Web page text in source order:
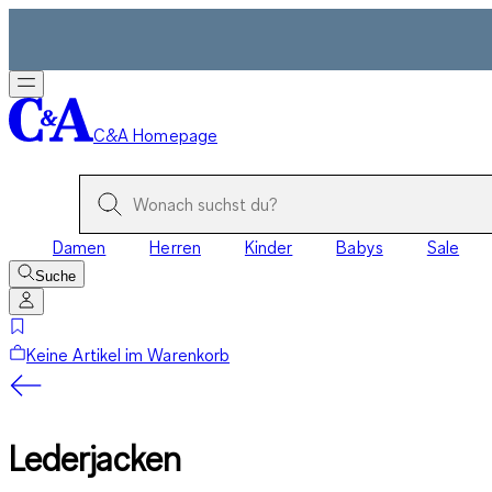
C&A Homepage
Damen Herren Kinder Babys Sale
Suche
Keine Artikel im Warenkorb
Lederjacken